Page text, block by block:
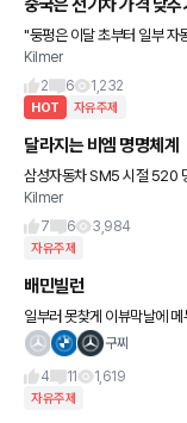
중국은 전기차 가격 낮추
"둥펑은 이달 초부터 일부 자
습니다. 소비자들은 열광했습
Kilmer
2
6 1,232
HOT 자유주제
달라지는 비엠 명명체계
삼성자동차 SM5 시절 520
엠이 아무도 따라하지 말라고
Kilmer
7
6 3,984
자유주제
배민빌런
일부러 못찾게 이뷰막날에
똑같이당해바야 정신차릴텐데
구찌
4
11 1,619
자유주제